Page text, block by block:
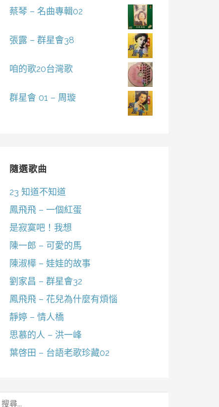
蔡琴 – 名曲專輯02
張露 – 群星會38
咱的歌20台灣歌
群星會 01 – 周璇
隨選歌曲
23 知道不知道
鳳飛飛 – 一個紅蛋
是寂寞吧！我想
陳一郎 – 可愛的馬
陳淑樺 – 娃娃的故事
劉家昌 – 群星會32
鳳飛飛 – 花兒為什麼有煩惱
靜婷 – 情人橋
思慕的人 – 洪一峰
葉啓田 – 台語老歌珍藏02